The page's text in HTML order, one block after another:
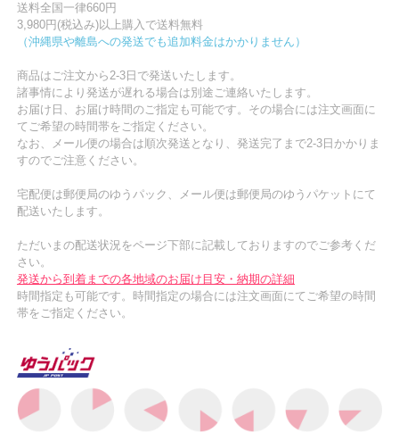
送料全国一律660円
3,980円(税込み)以上購入で送料無料
（沖縄県や離島への発送でも追加料金はかかりません）
商品はご注文から2-3日で発送いたします。
諸事情により発送が遅れる場合は別途ご連絡いたします。
お届け日、お届け時間のご指定も可能です。その場合には注文画面に
てご希望の時間帯をご指定ください。
なお、メール便の場合は順次発送となり、発送完了まで2-3日かかりま
すのでご注意ください。
宅配便は郵便局のゆうパック、メール便は郵便局のゆうパケットにて
配送いたします。
ただいまの配送状況をページ下部に記載しておりますのでご参考くだ
さい。
発送から到着までの各地域のお届け目安・納期の詳細
時間指定も可能です。時間指定の場合には注文画面にてご希望の時間
帯をご指定ください。